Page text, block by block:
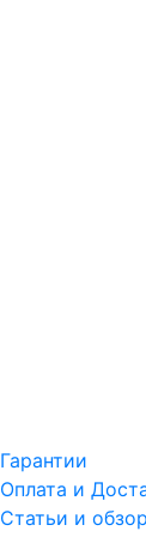
Гарантии
Оплата и
Статьи и